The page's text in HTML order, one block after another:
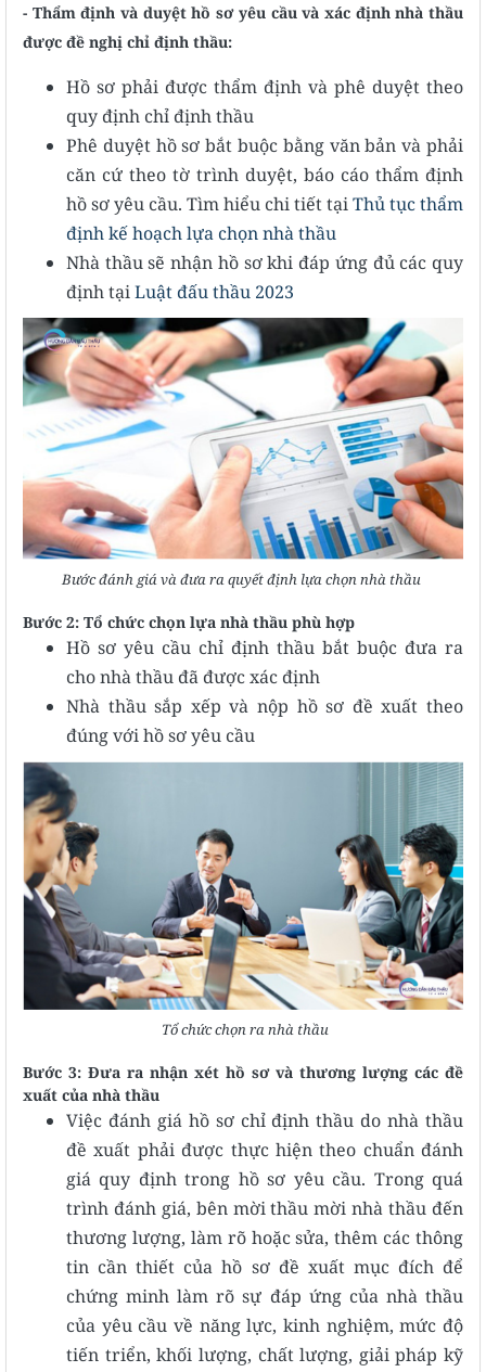
- Thẩm định và duyệt hồ sơ yêu cầu và xác định nhà thầu
được đề nghị chỉ định thầu:
Hồ sơ phải được thẩm định và phê duyệt theo
quy định chỉ định thầu
Phê duyệt hồ sơ bắt buộc bằng văn bản và phải
căn cứ theo tờ trình duyệt, báo cáo thẩm định
hồ sơ yêu cầu. Tìm hiểu chi tiết tạiThủ tục thẩm
định kế hoạch lựa chọn nhà thầu
Nhà thầu sẽ nhận hồ sơ khi đáp ứng đủ các quy
định tạiLuật đấu thầu 2023
Bước đánh giá và đưa ra quyết định lựa chọn nhà thầu
Bước 2: Tổ chức chọn lựa nhà thầu phù hợp
Hồ sơ yêu cầu chỉ định thầu bắt buộc đưa ra
cho nhà thầu đã được xác định
Nhà thầu sắp xếp và nộp hồ sơ đề xuất theo
đúng với hồ sơ yêu cầu
Tổ chức chọn ra nhà thầu
Bước 3: Đưa ra nhận xét hồ sơ và thương lượng các đề
xuất của nhà thầu
Việc đánh giá hồ sơ chỉ định thầu do nhà thầu
đề xuất phải được thực hiện theo chuẩn đánh
giá quy định trong hồ sơ yêu cầu. Trong quá
trình đánh giá, bên mời thầu mời nhà thầu đến
thương lượng, làm rõ hoặc sửa, thêm các thông
tin cần thiết của hồ sơ đề xuất mục đích để
chứng minh làm rõ sự đáp ứng của nhà thầu
của yêu cầu về năng lực, kinh nghiệm, mức độ
tiến triển, khối lượng, chất lượng, giải pháp kỹ